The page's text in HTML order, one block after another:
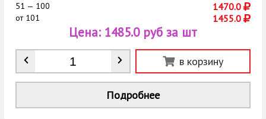
51 — 100 1470.0
от101 1455.0
Количество
Цена: 1485.0 руб за шт
в корзину
Подробнее